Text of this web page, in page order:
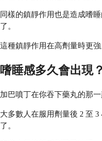
同樣的鎮靜作用也是造成嗜
了。
這種鎮靜作用在高劑量時更
嗜睡感多久會出現？
加巴噴丁在你吞下藥丸的那
大多數人在服用劑量後 2 至
了。